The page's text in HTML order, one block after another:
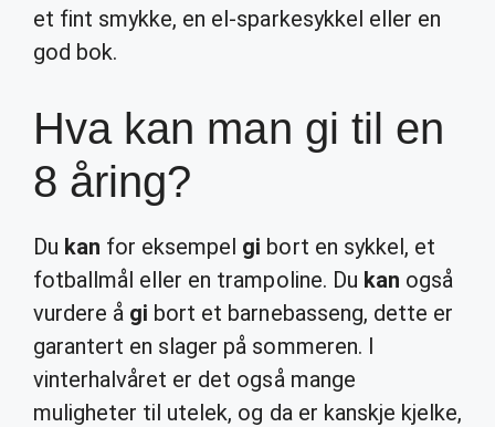
et fint smykke, en el-sparkesykkel eller en
god bok.
Hva kan man gi til en
8 åring?
Du kan for eksempel gi bort en sykkel, et
fotballmål eller en trampoline. Du kan også
vurdere å gi bort et barnebasseng, dette er
garantert en slager på sommeren. I
vinterhalvåret er det også mange
muligheter til utelek, og da er kanskje kjelke,